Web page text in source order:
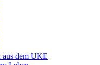
dem UKE